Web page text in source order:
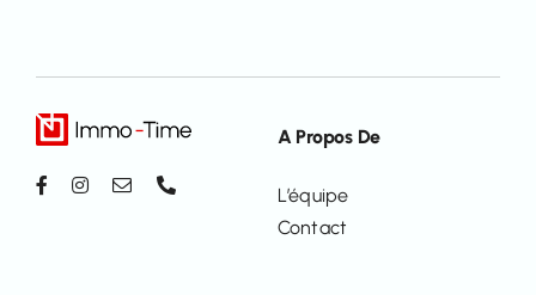
A Propos De
L’équipe
Contact